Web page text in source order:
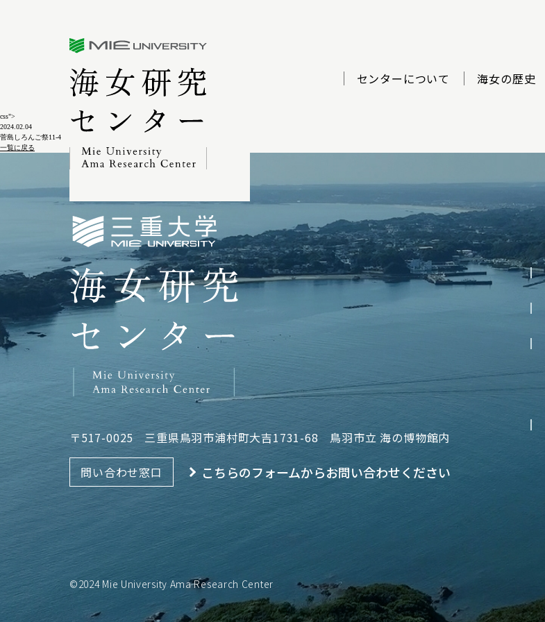
css">
センターについて 海女の歴史
2024.02.04
菅島しろんご祭11-4
一覧に戻る
〒517-0025 三重県鳥羽市浦村町大吉1731-68 鳥羽市立 海の博物館内
問い合わせ窓口 こちらのフォームからお問い合わせください
©2024 Mie University Ama Research Center